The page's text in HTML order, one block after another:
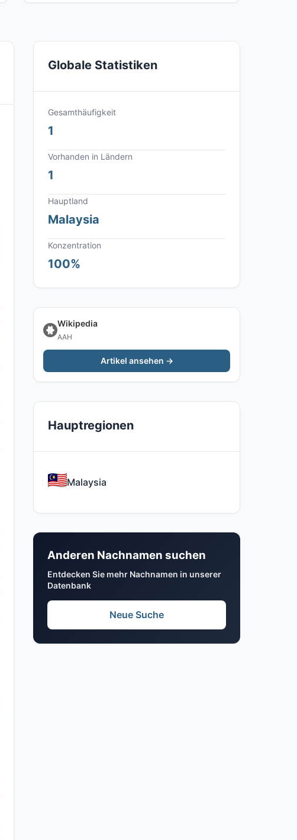
Globale Statistiken
Gesamthäufigkeit
1
Vorhanden in Ländern
1
Hauptland
Malaysia
Konzentration
100%
Wikipedia
AAH
Artikel ansehen →
Hauptregionen
Malaysia
Anderen Nachnamen suchen
Entdecken Sie mehr Nachnamen in unserer
Datenbank
Neue Suche